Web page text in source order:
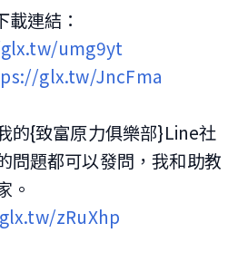
連結：
umg9yt
glx.tw/JncFma
的{致富原力俱樂部}Line社
問題都可以發問，我和助教
。
zRuXhp